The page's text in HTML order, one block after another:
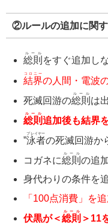
②ルールの追加に関
総則
ルール
をすぐ追加し
結界
コロニー
の人間・電波
死滅回游の総則
ルール
は
総則
ルール
追加後も結界
”泳者
プレイヤー
の死滅回游か
コガネに総則
ルール
の追
身代わりの条件を
「100点消費」を
伏黒が＜総則
ルール
＞11